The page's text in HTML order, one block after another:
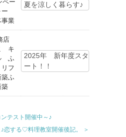
夏を涼しく暮らす♪
2025年 新年度スタ
ート！！
テスト開催中～♪
恋する♡料理教室開催後記。 ＞